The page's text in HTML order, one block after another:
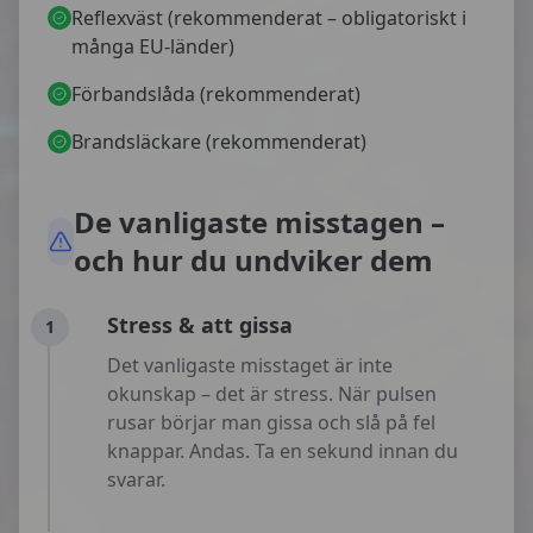
Reflexväst (rekommenderat – obligatoriskt i
många EU-länder)
Förbandslåda (rekommenderat)
Brandsläckare (rekommenderat)
De vanligaste misstagen –
och hur du undviker dem
1 Stress & att gissa
Det vanligaste misstaget är inte
okunskap – det är stress. När pulsen
rusar börjar man gissa och slå på fel
knappar. Andas. Ta en sekund innan du
svarar.